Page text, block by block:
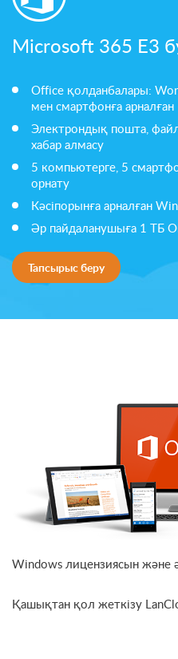
Microsoft 365 E3
Office қолданбалары:
мен смартфонға
Электрондық пошта,
хабар алмасу
5 компьютерге, 5
орнату
Кәсіпорынға арналған
Әр пайдаланушыға 1 ТБ
Тапсырыс беру
Windows лицензиясын және
Қашықтан қол жеткізу